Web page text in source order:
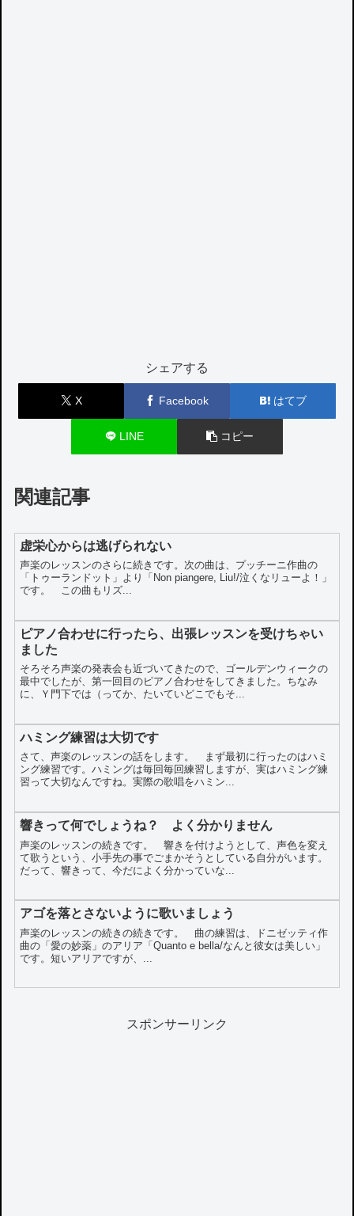
シェアする
X Facebook はてブ
LINE コピー
関連記事
虚栄心からは逃げられない
声楽のレッスンのさらに続きです。次の曲は、プッチーニ作曲の
「トゥーランドット」より「Non piangere, Liu!/泣くなリューよ！」
です。 この曲もリズ...
ピアノ合わせに行ったら、出張レッスンを受けちゃい
ました
そろそろ声楽の発表会も近づいてきたので、ゴールデンウィークの
最中でしたが、第一回目のピアノ合わせをしてきました。ちなみ
に、Ｙ門下では（ってか、たいていどこでもそ...
ハミング練習は大切です
さて、声楽のレッスンの話をします。 まず最初に行ったのはハミ
ング練習です。ハミングは毎回毎回練習しますが、実はハミング練
習って大切なんですね。実際の歌唱をハミン...
響きって何でしょうね？ よく分かりません
声楽のレッスンの続きです。 響きを付けようとして、声色を変え
て歌うという、小手先の事でごまかそうとしている自分がいます。
だって、響きって、今だによく分かっていな...
アゴを落とさないように歌いましょう
声楽のレッスンの続きの続きです。 曲の練習は、ドニゼッティ作
曲の「愛の妙薬」のアリア「Quanto e bella/なんと彼女は美しい」
です。短いアリアですが、...
スポンサーリンク